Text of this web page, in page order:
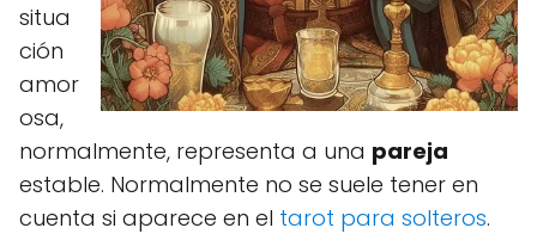
situa
ción
amor
osa,
normalmente, representa a una pareja
estable. Normalmente no se suele tener en
cuenta si aparece en el tarot para solteros.